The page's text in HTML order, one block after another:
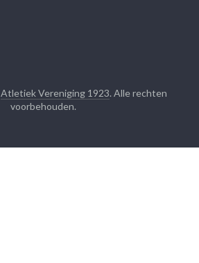
Atletiek Vereniging 1923. Alle rechten
voorbehouden.